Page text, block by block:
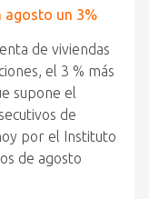
agosto un 3%
de viviendas
el 3 % más
supone el
de
por el Instituto
de agosto